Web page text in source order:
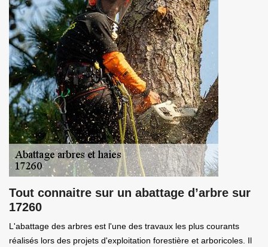
Tout connaitre sur un abattage d’arbre sur
17260
L'abattage des arbres est l'une des travaux les plus courants
réalisés lors des projets d'exploitation forestière et arboricoles. Il